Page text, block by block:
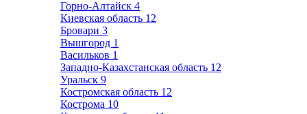
Горно-Алтайск 4
Киевская область 12
Бровари 3
Вышгород 1
Васильков 1
Западно-Казахстанская область 12
Уральск 9
Костромская область 12
Кострома 10